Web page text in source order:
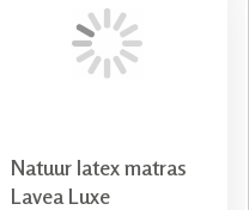
Natuur latex matras
Lavea Luxe